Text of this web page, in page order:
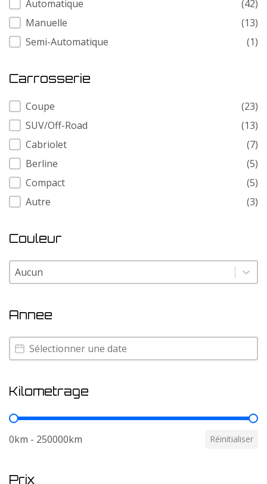
Transmission
Automatique
(42)
Manuelle
(13)
Semi-Automatique
(1)
Carrosserie
Carrosserie
Coupe
(23)
SUV/Off-Road
(13)
Cabriolet
(7)
Berline
(5)
Compact
(5)
Autre
(3)
Couleur
Couleur
Couleur
Annee
Annee
Annee
Kilometrage
Kilometrage
0km - 250000km Réinitialiser
Prix